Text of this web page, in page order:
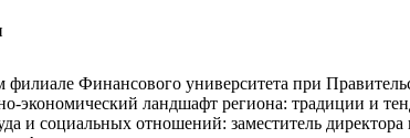
филиале Финансового университета при
экономический ландшафт региона: традиции и
и социальных отношений: заместитель